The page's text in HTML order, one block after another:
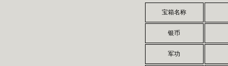
宝箱名称
银币
军功